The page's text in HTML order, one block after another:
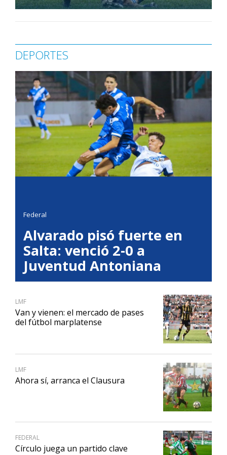
DEPORTES
Federal
Alvarado pisó fuerte en
Salta: venció 2-0 a
Juventud Antoniana
LMF
Van y vienen: el mercado de pases
del fútbol marplatense
LMF
Ahora sí, arranca el Clausura
FEDERAL
Círculo juega un partido clave